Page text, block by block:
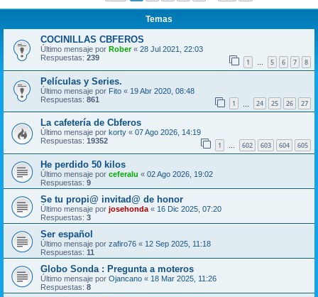
Temas
COCINILLAS CBFEROS
Último mensaje por Rober« 28 Jul 2021, 22:03
Respuestas: 239 1 … 5 6 7 8
Películas y Series.
Último mensaje por Fito « 19 Abr 2020, 08:48
Respuestas: 861 1 24 25 26 27
La cafetería de Cbferos
Último mensaje por korty « 07 Ago 2026, 14:19
Respuestas: 19352 1 … 602 603 604 605
He perdido 50 kilos
Último mensaje por ceferalu « 02 Ago 2026, 19:02
Respuestas: 9
Se tu propi@ invitad@ de honor
Último mensaje por josehonda « 16 Dic 2025, 07:20
Respuestas: 3
Ser español
Último mensaje por zafiro76 « 12 Sep 2025, 11:18
Respuestas: 11
Globo Sonda : Pregunta a moteros
Último mensaje por Ojancano « 18 Mar 2025, 11:26
Respuestas: 8